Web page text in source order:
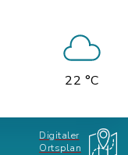
22 °C
Digitaler
Ortsplan